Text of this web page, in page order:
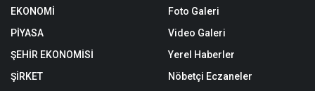
EKONOMİ
PİYASA
ŞEHİR EKONOMİSİ
ŞİRKET
Foto Galeri
Video Galeri
Yerel Haberler
Nöbetçi Eczaneler